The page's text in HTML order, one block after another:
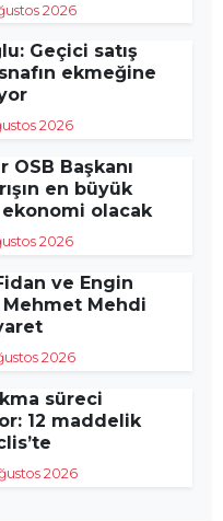
2026
Geçici satış
ekmeğine
2026
OSB Başkanı
en büyük
ekonomi olacak
2026
ve Engin
Mehmet Mehdi
2026
süreci
12 maddelik
2026